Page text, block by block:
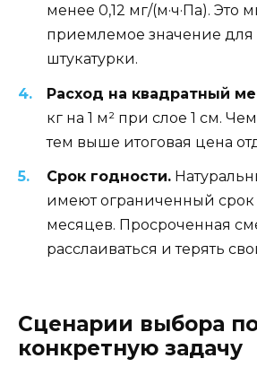
менее 0,12 мг/(м·ч·Па). Это
приемлемое значение
штукатурки.
Расход на квадратный
кг на 1 м² при слое 1 см.
тем выше итоговая цена
Срок годности.
имеют ограниченный срок
месяцев. Просроченная
расслаиваться и терять
Сценарии выбора
конкретную задачу